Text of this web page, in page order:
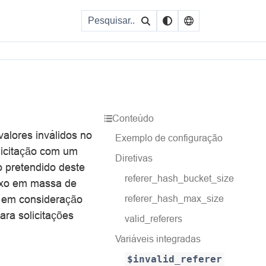
inválidos no
com um
pretendido deste
em massa de
consideração
solicitações
Conteúdo
Exemplo de configuração
Diretivas
referer_hash_bucket_size
referer_hash_max_size
valid_referers
Variáveis integradas
$invalid_referer